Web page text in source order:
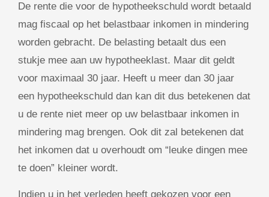
De rente die voor de hypotheekschuld wordt betaald
mag fiscaal op het belastbaar inkomen in mindering
worden gebracht. De belasting betaalt dus een
stukje mee aan uw hypotheeklast. Maar dit geldt
voor maximaal 30 jaar. Heeft u meer dan 30 jaar
een hypotheekschuld dan kan dit dus betekenen dat
u de rente niet meer op uw belastbaar inkomen in
mindering mag brengen. Ook dit zal betekenen dat
het inkomen dat u overhoudt om “leuke dingen mee
te doen” kleiner wordt.
Indien u in het verleden heeft gekozen voor een